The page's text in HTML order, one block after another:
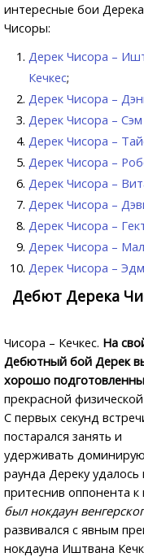
интересные бои Дерека
Чисоры:
Дерек Чисора –
Кечкес;
Дерек Чисора –
Дерек Чисора –
Дерек Чисора –
Дерек Чисора –
Дерек Чисора –
Дерек Чисора –
Дерек Чисора –
Дерек Чисора –
Дерек Чисора –
Дебют Дерека
Чисора – Кечкес. На
Дебютный бой Дерек
хорошо
прекрасной
С первых секунд
постарался занять и
удерживать
раунда Дереку
притеснив оппонента к
был нокдаун
развивался с явным
нокдауна Иштвана